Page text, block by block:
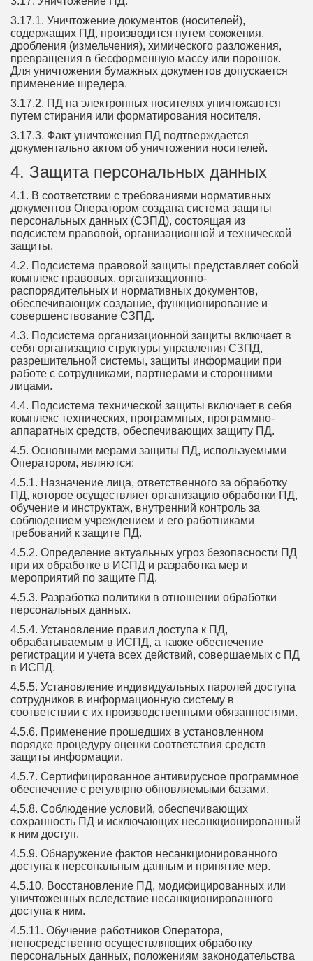
3.17.1. Уничтожение документов (носителей),
содержащих ПД, производится путем сожжения,
дробления (измельчения), химического разложения,
превращения в бесформенную массу или порошок.
Для уничтожения бумажных документов допускается
применение шредера.
3.17.2. ПД на электронных носителях уничтожаются
путем стирания или форматирования носителя.
3.17.3. Факт уничтожения ПД подтверждается
документально актом об уничтожении носителей.
4. Защита персональных данных
4.1. В соответствии с требованиями нормативных
документов Оператором создана система защиты
персональных данных (СЗПД), состоящая из
подсистем правовой, организационной и технической
защиты.
4.2. Подсистема правовой защиты представляет собой
комплекс правовых, организационно-
распорядительных и нормативных документов,
обеспечивающих создание, функционирование и
совершенствование СЗПД.
4.3. Подсистема организационной защиты включает в
себя организацию структуры управления СЗПД,
разрешительной системы, защиты информации при
работе с сотрудниками, партнерами и сторонними
лицами.
4.4. Подсистема технической защиты включает в себя
комплекс технических, программных, программно-
аппаратных средств, обеспечивающих защиту ПД.
4.5. Основными мерами защиты ПД, используемыми
Оператором, являются:
4.5.1. Назначение лица, ответственного за обработку
ПД, которое осуществляет организацию обработки ПД,
обучение и инструктаж, внутренний контроль за
соблюдением учреждением и его работниками
требований к защите ПД.
4.5.2. Определение актуальных угроз безопасности ПД
при их обработке в ИСПД и разработка мер и
мероприятий по защите ПД.
4.5.3. Разработка политики в отношении обработки
персональных данных.
4.5.4. Установление правил доступа к ПД,
обрабатываемым в ИСПД, а также обеспечение
регистрации и учета всех действий, совершаемых с ПД
в ИСПД.
4.5.5. Установление индивидуальных паролей доступа
сотрудников в информационную систему в
соответствии с их производственными обязанностями.
4.5.6. Применение прошедших в установленном
порядке процедуру оценки соответствия средств
защиты информации.
4.5.7. Сертифицированное антивирусное программное
обеспечение с регулярно обновляемыми базами.
4.5.8. Соблюдение условий, обеспечивающих
сохранность ПД и исключающих несанкционированный
к ним доступ.
4.5.9. Обнаружение фактов несанкционированного
доступа к персональным данным и принятие мер.
4.5.10. Восстановление ПД, модифицированных или
уничтоженных вследствие несанкционированного
доступа к ним.
4.5.11. Обучение работников Оператора,
непосредственно осуществляющих обработку
персональных данных, положениям законодательства